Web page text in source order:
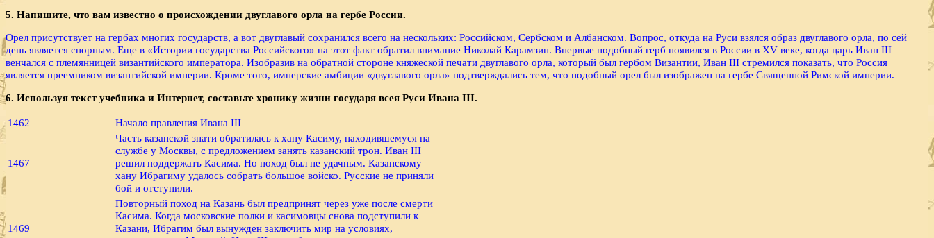
5. Напишите, что вам известно о происхождении двуглаво­го орла на гербе России.
Орел присутствует на гербах многих государств, а вот двуглавый сохранился всего на нескольких: Российском, Сербском и Албанском. Вопрос, откуда на Руси взялся образ двуглавого орла, по сей
день является спорным. Еще в «Истории государства Российского» на этот факт обратил внимание Николай Карамзин. Впервые подобный герб появился в России в XV веке, когда царь Иван III
венчался c племянницей византийского императора. Изобразив на обратной стороне княжеской печати двуглавого орла, который был гербом Византии, Иван III стремился показать, что Россия
является преемником византийской империи. Кроме того, имперские амбиции «двуглавого орла» подтверждались тем, что подобный орел был изображен на гербе Священной Римской империи.
6. Используя текст учебника и Интернет, составьте хрони­ку жизни государя всея Руси Ивана III.
1462 Начало правления Ивана III
1467
Часть казанской знати обратилась к хану Касиму, находившемуся на
службе у Москвы, с предложением занять казанский трон. Иван III
решил поддержать Касима. Но поход был не удачным. Казанскому
хану Ибрагиму удалось собрать большое войско. Русские не приняли
бой и отступили.
1469
Повторный поход на Казань был предпринят через уже после смерти
Касима. Когда московские полки и касимовцы снова подступили к
Казани, Ибрагим был вынужден заключить мир на условиях,